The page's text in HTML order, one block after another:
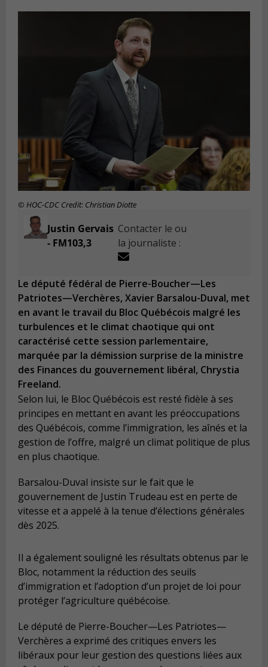
© HOC-CDC Credit: Christian Diotte
Justin Gervais
- FM103,3
Contacter le ou
la journaliste :
Le député fédéral de Pierre-Boucher—Les
Patriotes—Verchères, Xavier Barsalou-Duval, met
en avant le travail du Bloc Québécois malgré les
turbulences et le climat chaotique qui ont
caractérisé cette session parlementaire,
marquée par la démission surprise de la ministre
des Finances du gouvernement libéral, Chrystia
Freeland.
Selon lui, le Bloc Québécois est resté fidèle à ses
principes en mettant en avant les préoccupations
des Québécois, comme l’immigration, les aînés et la
gestion de l’offre, malgré un climat politique de plus
en plus chaotique.
Barsalou-Duval insiste sur le fait que le
gouvernement de Justin Trudeau est en perte de
vitesse et a appelé à la tenue d’élections générales
dès 2025.
Il a également souligné les résultats obtenus par le
Bloc, notamment la réduction des seuils
d’immigration et l’adoption d’un projet de loi pour
protéger l’agriculture québécoise.
Le député de Pierre-Boucher—Les Patriotes—
Verchères a exprimé des critiques envers les
libéraux pour leur gestion des questions liées aux